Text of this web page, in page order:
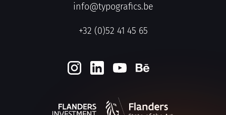
info@typografics.be
+32 (0)52 41 45 65